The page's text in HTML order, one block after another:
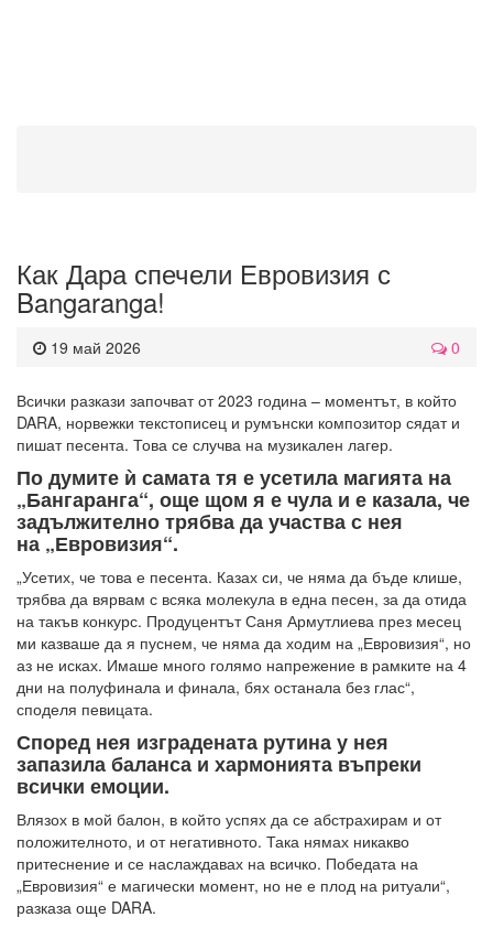
Как Дара спечели Евровизия с
Bangaranga!
19 май 2026 0
Всички разкази започват от 2023 година – моментът, в който
DARA, норвежки текстописец и румънски композитор сядат и
пишат песента. Това се случва на музикален лагер.
По думите ѝ самата тя е усетила магията на
„Бангаранга“, още щом я е чула и е казала, че
задължително трябва да участва с нея
на „Евровизия“.
„Усетих, че това е песента. Казах си, че няма да бъде клише,
трябва да вярвам с всяка молекула в една песен, за да отида
на такъв конкурс. Продуцентът Саня Армутлиева през месец
ми казваше да я пуснем, че няма да ходим на „Евровизия“, но
аз не исках. Имаше много голямо напрежение в рамките на 4
дни на полуфинала и финала, бях останала без глас“,
споделя певицата.
Според нея изградената рутина у нея
запазила баланса и хармонията въпреки
всички емоции.
Влязох в мой балон, в който успях да се абстрахирам и от
положителното, и от негативното. Така нямах никакво
притеснение и се наслаждавах на всичко. Победата на
„Евровизия“ е магически момент, но не е плод на ритуали“,
разказа още DARA.